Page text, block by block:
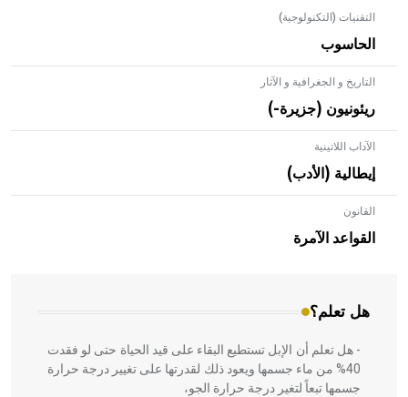
التقنيات (التكنولوجية)
الحاسوب
التاريخ و الجغرافية و الآثار
ريئونيون (جزيرة-)
الآداب اللاتينية
إيطالية (الأدب)
القانون
القواعد الآمرة
هل تعلم؟
- هل تعلم أن الأبلق نوع من الفنون الهندسية التي ارتبطت
بالعمارة الإسلامية في بلاد الشام ومصر خاصة، حيث يحرص
المعمار على بناء مداميكه وخاصة في الواجهات
- هل تعلم أن الإبل تستطيع البقاء على قيد الحياة حتى لو فقدت
40% من ماء جسمها ويعود ذلك لقدرتها على تغيير درجة حرارة
جسمها تبعاً لتغير درجة حرارة الجو،